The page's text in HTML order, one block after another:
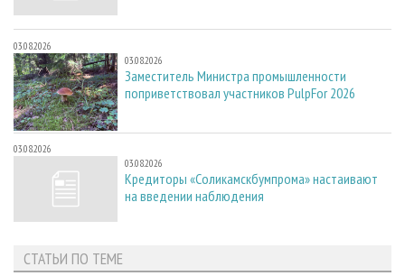
03.08.2026
03.08.2026
Заместитель Министра промышленности
поприветствовал участников PulpFor 2026
03.08.2026
03.08.2026
Кредиторы «Соликамскбумпрома» настаивают
на введении наблюдения
СТАТЬИ ПО ТЕМЕ